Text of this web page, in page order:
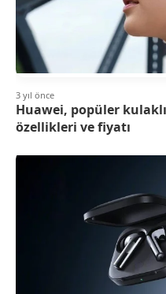
3 yıl önce
Huawei, popüler
özellikleri ve fiyatı